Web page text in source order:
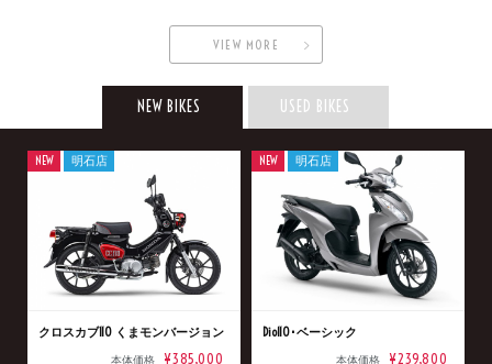
VIEW MORE
NEW BIKES USED BIKES
クロスカブ110 くまモンバージョン
本体価格 ¥385,000
NEW 明石店
Dio110･ベーシック
本体価格 ¥239,800
NEW 明石店